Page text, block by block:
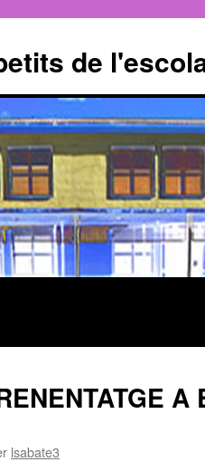
de
A
lsabate3